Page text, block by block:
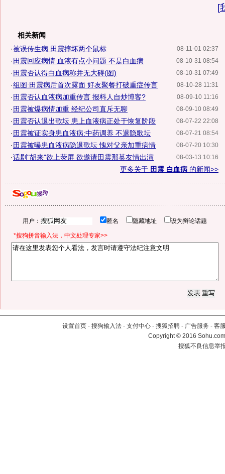
[
相关新闻
08-11-01 02:37
·被误传生病 田震摔坏两个鼠标
08-10-31 08:54
· 田震回应病情:血液有点小问题 不是白血病
08-10-31 07:49
· 田震否认得白血病称并无大碍(图)
08-10-28 11:31
·组图:田震病后首次露面 好友聚餐打破重症传言
08-09-10 11:16
· 田震否认血液病加重传言 报料人自炒博客?
08-09-10 08:49
· 田震被爆病情加重 经纪公司直斥无聊
08-07-22 22:08
· 田震否认退出歌坛 患上血液病正处于恢复阶段
08-07-21 08:54
· 田震被证实身患血液病:中药调养 不退隐歌坛
08-07-20 10:30
· 田震被曝患血液病隐退歌坛 愧对父亲加重病情
08-03-13 10:16
·话剧"胡来"欲上荧屏 欲邀请田震那英友情出演
更多关于 田震 白血病 的新闻>>
用户： 匿名 隐藏地址 设为辩论话题
*搜狗拼音输入法，中文处理专家>>
设置首页 - 搜狗输入法 - 支付中心 - 搜狐招聘 - 广告服务 - 客
Copyright©2016
搜狐不良信息举